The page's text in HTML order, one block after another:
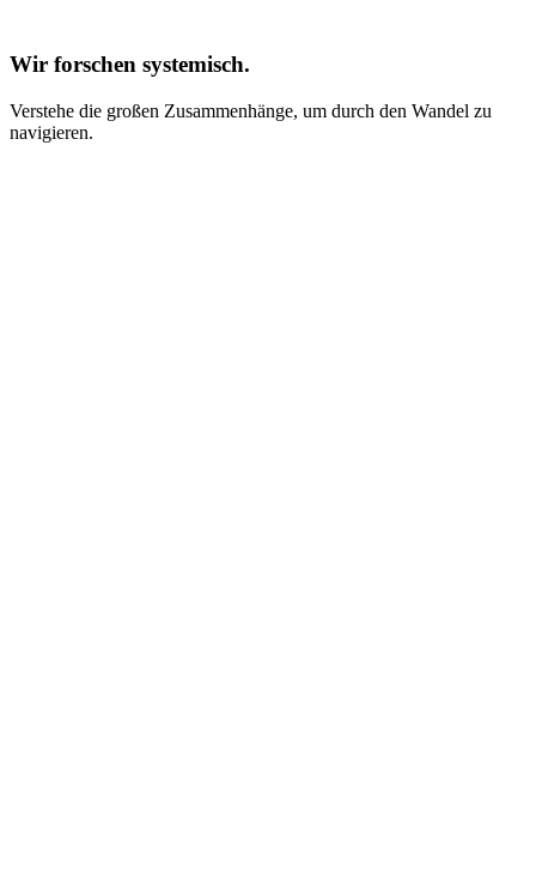
Wir forschen systemisch.
Verstehe die großen Zusammenhänge, um durch den Wandel zu
navigieren.